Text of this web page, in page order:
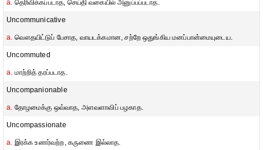
a. தெரிவிக்கப்படாத, செய்தி வகையில் அனுப்பப்படாத.
Uncommunicative
a. வௌதயிட்டுப் பேசாத, வாயடக்கமான, சற்றே ஒதுங்கிய மனப்பான்மையுடைய.
Uncommuted
a. மாற்றித் தரப்படாத.
Uncompanionable
a. தோழமைக்கு ஒவ்வாத, அளவளாவிப் பழகாத.
Uncompassionate
a. இரக்க உணர்வற்ற, கருணை இல்லாத.